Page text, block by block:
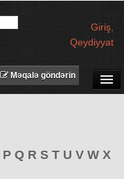
Giriş
Qeydiyyat
Məqalə göndərin
P Q R S T U V W X